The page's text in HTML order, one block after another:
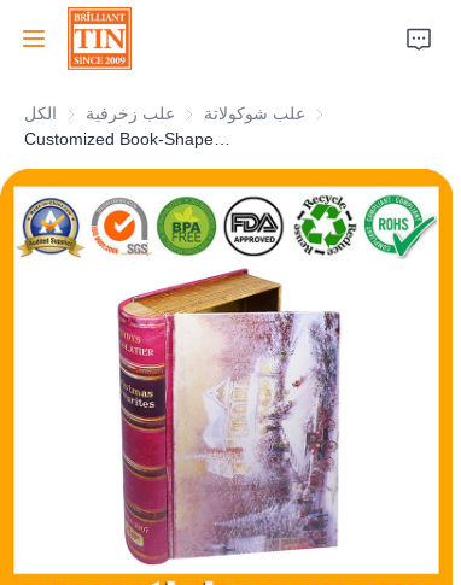
الكل علب زخرفية علب زخرفية
علب شوكولاتة علب شوكولاتة
الرئيسية
الشركة
المنتجات
خدمات العملاء
معارض تجارية 2026
الأخبار